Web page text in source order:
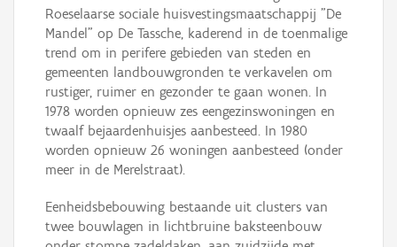
Roeselaarse sociale huisvestingsmaatschappij "De
Mandel" op De Tassche, kaderend in de toenmalige
trend om in perifere gebieden van steden en
gemeenten landbouwgronden te verkavelen om
rustiger, ruimer en gezonder te gaan wonen. In
1978 worden opnieuw zes eengezinswoningen en
twaalf bejaardenhuisjes aanbesteed. In 1980
worden opnieuw 26 woningen aanbesteed (onder
meer in de Merelstraat).
Eenheidsbebouwing bestaande uit clusters van
twee bouwlagen in lichtbruine baksteenbouw